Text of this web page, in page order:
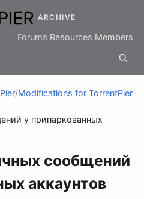
ARCHIVE
Forums Resources Members
/Modifications for TorrentPier
у припаркованных
сообщений
аккаунтов